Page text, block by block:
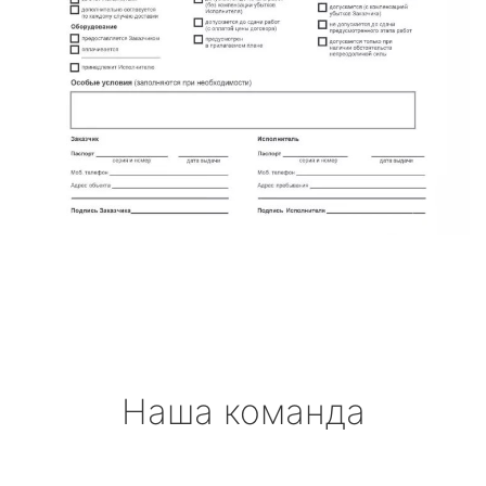
Наша команда